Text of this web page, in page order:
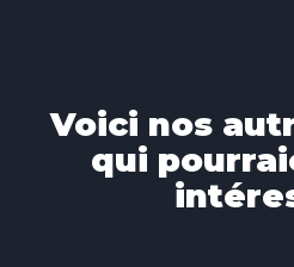
Voici nos
qui